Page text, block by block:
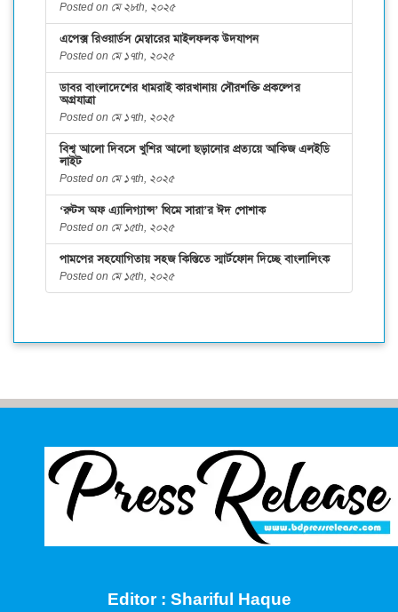
Posted on মে ২৮th, ২০২৫
এপেক্স রিওয়ার্ডস মেম্বারের মাইলফলক উদযাপন
Posted on মে ১৭th, ২০২৫
ডাবর বাংলাদেশের ধামরাই কারখানায় সৌরশক্তি প্রকল্পের
অগ্রযাত্রা
Posted on মে ১৭th, ২০২৫
বিশ্ব আলো দিবসে খুশির আলো ছড়ানোর প্রত্যয়ে আকিজ এলইডি
লাইট
Posted on মে ১৭th, ২০২৫
‘রুটস অফ এ্যালিগ্যান্স’ থিমে সারা’র ঈদ পোশাক
Posted on মে ১৫th, ২০২৫
পামপের সহযোগিতায় সহজ কিস্তিতে স্মার্টফোন দিচ্ছে বাংলালিংক
Posted on মে ১৫th, ২০২৫
Editor : Shariful Haque